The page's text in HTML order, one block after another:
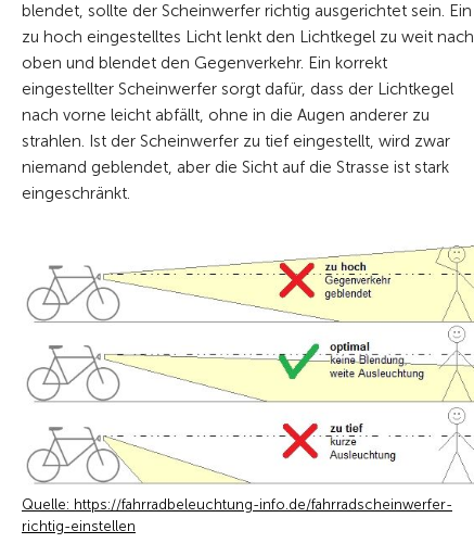
blendet, sollte der Scheinwerfer richtig ausgerichtet sein. Ein
zu hoch eingestelltes Licht lenkt den Lichtkegel zu weit nach
oben und blendet den Gegenverkehr. Ein korrekt
eingestellter Scheinwerfer sorgt dafür, dass der Lichtkegel
nach vorne leicht abfällt, ohne in die Augen anderer zu
strahlen. Ist der Scheinwerfer zu tief eingestellt, wird zwar
niemand geblendet, aber die Sicht auf die Strasse ist stark
eingeschränkt.
Quelle: https://fahrradbeleuchtung-info.de/fahrradscheinwerfer-
richtig-einstellen